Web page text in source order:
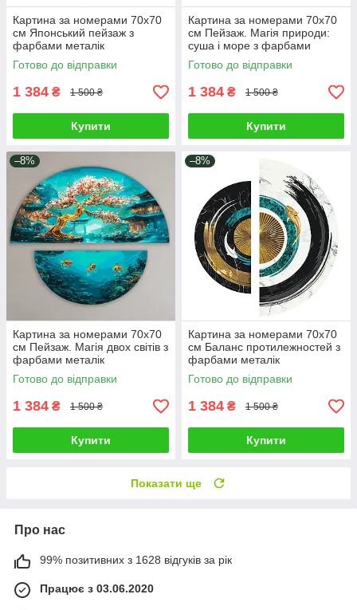
Картина за номерами 70х70
см Японський пейзаж з
фарбами металік
(напівкола). Орігамі OSR1005
Готово до відправки
1 384 ₴ 1 500 ₴
Купити
Картина за номерами 70х70
см Пейзаж. Магія природи:
суша і море з фарбами
металік (напівкола). Орігамі
OSR1010
Готово до відправки
1 384 ₴ 1 500 ₴
Купити
–8%
Картина за номерами 70х70
см Пейзаж. Магія двох світів з
фарбами металік
(напівкола). Орігамі OSR1011
Готово до відправки
1 384 ₴ 1 500 ₴
Купити
–8%
Картина за номерами 70х70
см Баланс протилежностей з
фарбами металік
(напівкола). Орігамі OSR1001
Готово до відправки
1 384 ₴ 1 500 ₴
Купити
Показати ще
Про нас
99% позитивних з 1628 відгуків за рік
Працює з 03.06.2020